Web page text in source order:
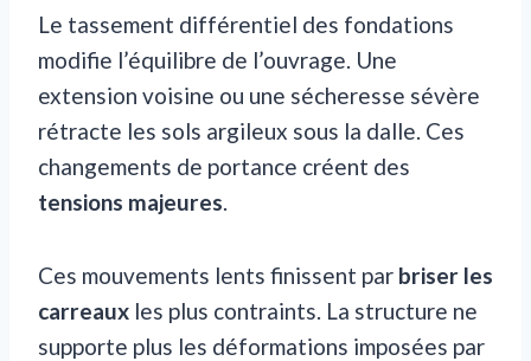
Le tassement différentiel des fondations
modifie l’équilibre de l’ouvrage. Une
extension voisine ou une sécheresse sévère
rétracte les sols argileux sous la dalle. Ces
changements de portance créent des
tensions majeures.
Ces mouvements lents finissent par briser les
carreaux les plus contraints. La structure ne
supporte plus les déformations imposées par